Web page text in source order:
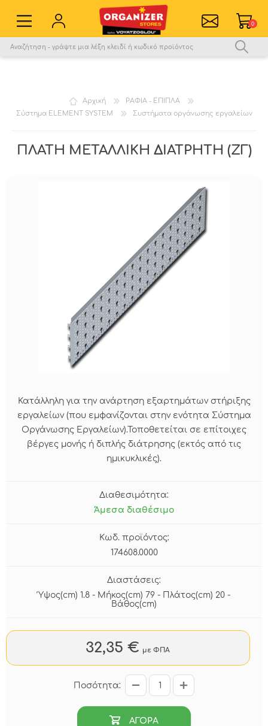
0
Αγαπημένα 0
Σύγκριση
Αρχική
ΡΑΦΙΑ - ΕΠΙΠΛΑ
Σύστημα ELEMENT SYSTEM
Συστήματα οργάνωσης εργαλείων
ΠΛΑΤΗ ΜΕΤΑΛΛΙΚΗ ΔΙΑΤΡΗΤΗ (ΖΓ)
Κατάλληλη για την ανάρτηση εξαρτημάτων στήριξης
εργαλείων (που εμφανίζονται στην ενότητα Σύστημα
Οργάνωσης Εργαλείων).Τοποθετείται σε επίτοιχες
βέργες μονής ή διπλής διάτρησης (εκτός από τις
ημικυκλικές).
Διαθεσιμότητα:
Άμεσα διαθέσιμο
Κωδ. προϊόντος:
174608.0000
Διαστάσεις:
Ύψος(cm) 1.8 - Μήκος(cm) 79 - Πλάτος(cm) 20 -
Βάθος(cm)
32,35 € με ΦΠΑ
Ποσότητα:
ΑΓΟΡΑ